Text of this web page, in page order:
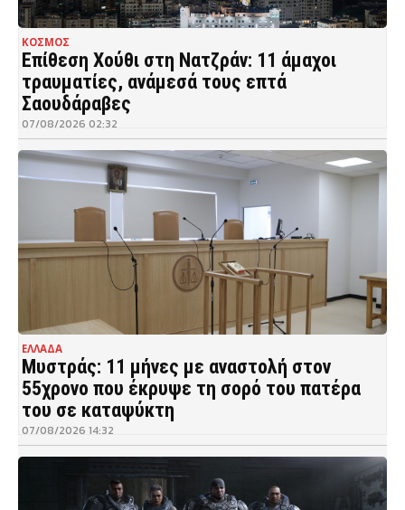
ΚΟΣΜΟΣ
Επίθεση Χούθι στη Νατζράν: 11 άμαχοι
τραυματίες, ανάμεσά τους επτά
Σαουδάραβες
07/08/2026 02:32
ΕΛΛΑΔΑ
Μυστράς: 11 μήνες με αναστολή στον
55χρονο που έκρυψε τη σορό του πατέρα
του σε καταψύκτη
07/08/2026 14:32